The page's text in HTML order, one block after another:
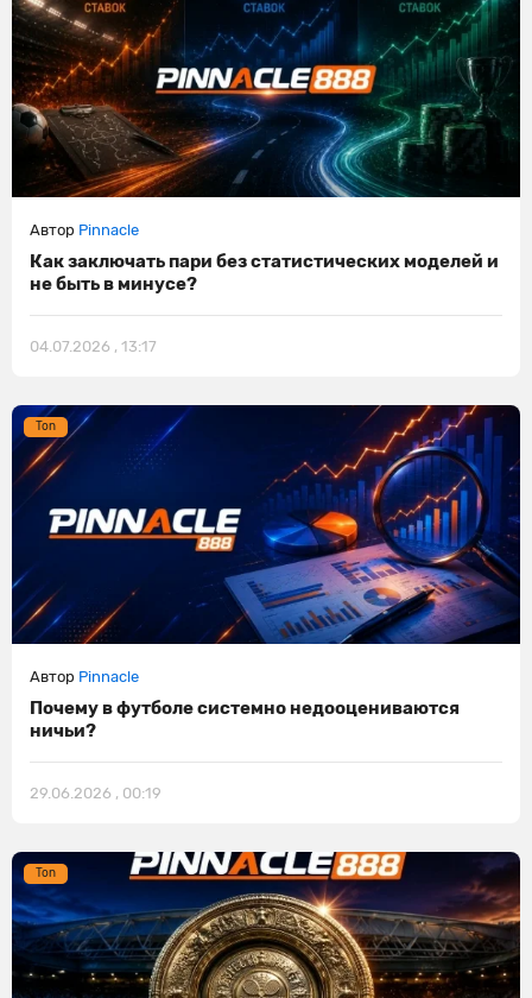
Автор Pinnacle
Как заключать пари без статистических моделей и
не быть в минусе?
04.07.2026 , 13:17
Ton
Автор Pinnacle
Почему в футболе системно недооцениваются
ничьи?
29.06.2026 , 00:19
Ton